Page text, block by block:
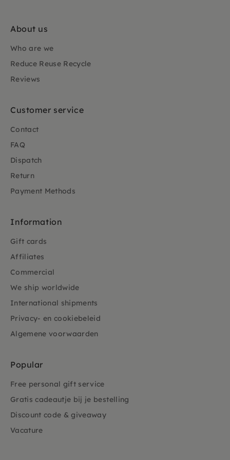
About us
Who are we
Reduce Reuse Recycle
Reviews
Customer service
Contact
FAQ
Dispatch
Return
Payment Methods
Information
Gift cards
Affiliates
Commercial
We ship worldwide
International shipments
Privacy- en cookiebeleid
Algemene voorwaarden
Popular
Free personal gift service
Gratis cadeautje bij je bestelling
Discount code & giveaway
Vacature